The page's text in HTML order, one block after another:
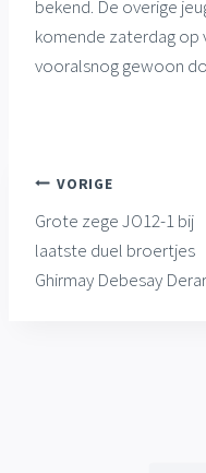
bekend. De overige
komende zaterdag op
vooralsnog gewoon
Bericht
navigatie
VORIGE
Grote zege JO12-1 bij
laatste duel broertjes
Ghirmay Debesay Derar